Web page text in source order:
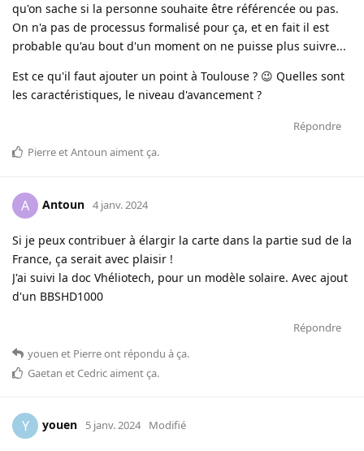
qu'on sache si la personne souhaite être référencée ou pas.
On n'a pas de processus formalisé pour ça, et en fait il est
probable qu'au bout d'un moment on ne puisse plus suivre...
Est ce qu'il faut ajouter un point à Toulouse ? 😉 Quelles sont
les caractéristiques, le niveau d'avancement ?
Répondre
PierreetAntoun aiment ça.
A Antoun 4 janv. 2024
Si je peux contribuer à élargir la carte dans la partie sud de la
France, ça serait avec plaisir !
J'ai suivi la doc Vhéliotech, pour un modèle solaire. Avec ajout
d'un BBSHD1000
Répondre
youen et Pierreont répondu à ça.
Gaetan et Cedricaiment ça.
Y youen 5 janv. 2024 Modifié